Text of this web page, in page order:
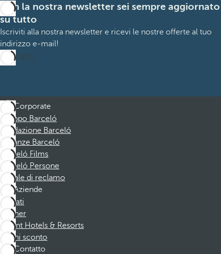
Con la nostra newsletter sei sempre aggiornato
su tutto
Iscriviti alla nostra newsletter e ricevi le nostre offerte al tuo
indirizzo e-mail!
Iscrizione
Corporate
Gruppo Barceló
Fondazione Barceló
Vacanze Barceló
Barceló Films
Barceló Persone
Canale di reclamo
Aziende
Affiliati
Partner
Dorint Hotels & Resorts
Buoni sconto
Contatto